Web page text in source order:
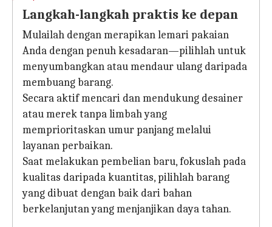
Langkah-langkah praktis ke depan
Mulailah dengan merapikan lemari pakaian
Anda dengan penuh kesadaran—pilihlah untuk
menyumbangkan atau mendaur ulang daripada
membuang barang.
Secara aktif mencari dan mendukung desainer
atau merek tanpa limbah yang
memprioritaskan umur panjang melalui
layanan perbaikan.
Saat melakukan pembelian baru, fokuslah pada
kualitas daripada kuantitas, pilihlah barang
yang dibuat dengan baik dari bahan
berkelanjutan yang menjanjikan daya tahan.